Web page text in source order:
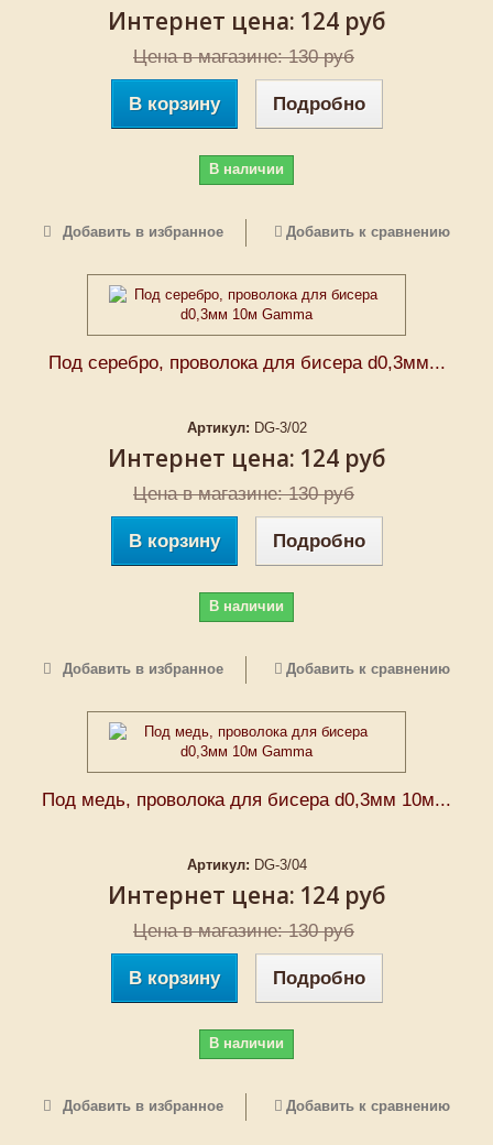
Интернет цена: 124 руб
Цена в магазине: 130 руб
В корзину Подробно
В наличии
Добавить в избранное Добавить к сравнению
Под серебро, проволока для бисера d0,3мм...
Артикул: DG-3/02
Интернет цена: 124 руб
Цена в магазине: 130 руб
В корзину Подробно
В наличии
Добавить в избранное Добавить к сравнению
Под медь, проволока для бисера d0,3мм 10м...
Артикул: DG-3/04
Интернет цена: 124 руб
Цена в магазине: 130 руб
В корзину Подробно
В наличии
Добавить в избранное Добавить к сравнению